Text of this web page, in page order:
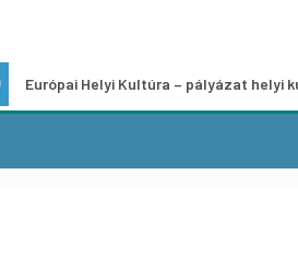
Helyi Kultúra – pályázat helyi kulturális